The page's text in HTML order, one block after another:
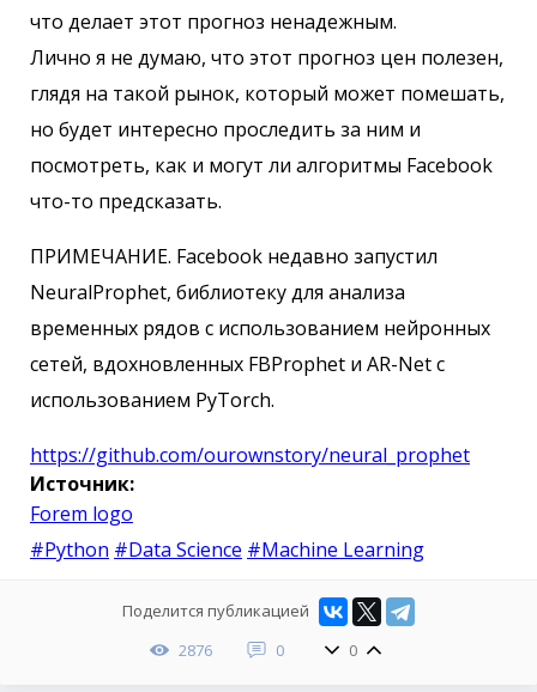
что делает этот прогноз ненадежным.
Лично я не думаю, что этот прогноз цен полезен,
глядя на такой рынок, который может помешать,
но будет интересно проследить за ним и
посмотреть, как и могут ли алгоритмы Facebook
что-то предсказать.
ПРИМЕЧАНИЕ. Facebook недавно запустил
NeuralProphet, библиотеку для анализа
временных рядов с использованием нейронных
сетей, вдохновленных FBProphet и AR-Net с
использованием PyTorch.
https://github.com/ourownstory/neural_prophet
Источник:
Forem logo
#Python #Data Science #Machine Learning
Поделится публикацией
2876
0 0